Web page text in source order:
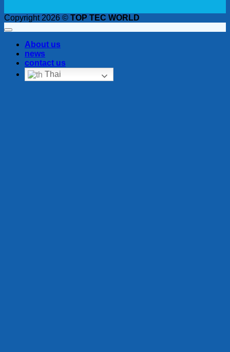
Copyright 2026 © TOP TEC WORLD
About us
news
contact us
Thai